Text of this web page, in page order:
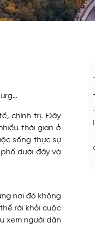
chính trị. Đây
thời gian ở
sống thực sự
dưới đây và
nơi đó không
rời khỏi cuộc
xem người dân